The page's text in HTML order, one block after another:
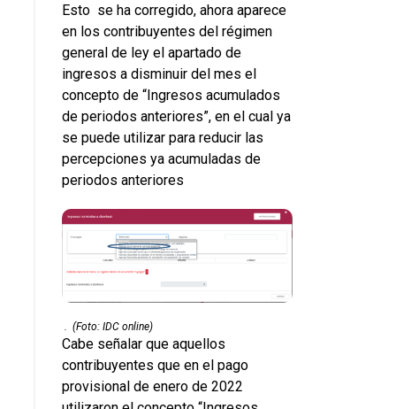
Esto se ha corregido, ahora aparece
en los contribuyentes del régimen
general de ley el apartado de
ingresos a disminuir del mes el
concepto de “Ingresos acumulados
de periodos anteriores”, en el cual ya
se puede utilizar para reducir las
percepciones ya acumuladas de
periodos anteriores
(Foto: IDC online)
Cabe señalar que aquellos
contribuyentes que en el pago
provisional de enero de 2022